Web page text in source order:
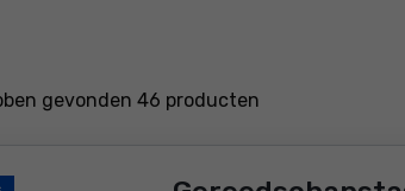
gevonden 46 producten